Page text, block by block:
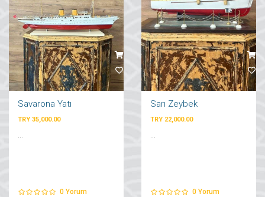
Savarona Yatı
TRY 35,000.00
...
0 Yorum
Sarı Zeybek
TRY 22,000.00
...
0 Yorum